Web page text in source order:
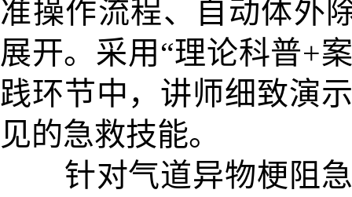
准操作流程、自动体外
展开。采用“理论科普+
践环节中，讲师细致演
见的急救技能。
针对气道异物梗阻急